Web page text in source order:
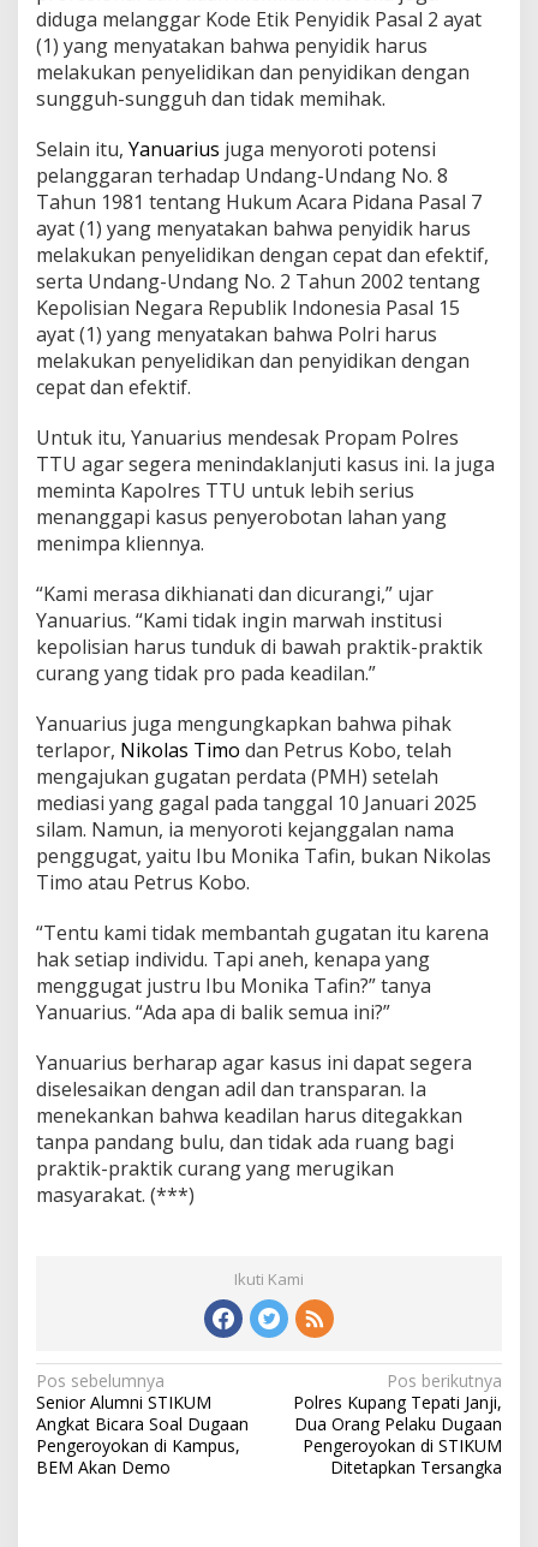
diduga melanggar Kode Etik Penyidik Pasal 2 ayat
(1) yang menyatakan bahwa penyidik harus
melakukan penyelidikan dan penyidikan dengan
sungguh-sungguh dan tidak memihak.
Selain itu, Yanuarius juga menyoroti potensi
pelanggaran terhadap Undang-Undang No. 8
Tahun 1981 tentang Hukum Acara Pidana Pasal 7
ayat (1) yang menyatakan bahwa penyidik harus
melakukan penyelidikan dengan cepat dan efektif,
serta Undang-Undang No. 2 Tahun 2002 tentang
Kepolisian Negara Republik Indonesia Pasal 15
ayat (1) yang menyatakan bahwa Polri harus
melakukan penyelidikan dan penyidikan dengan
cepat dan efektif.
Untuk itu, Yanuarius mendesak Propam Polres
TTU agar segera menindaklanjuti kasus ini. Ia juga
meminta Kapolres TTU untuk lebih serius
menanggapi kasus penyerobotan lahan yang
menimpa kliennya.
“Kami merasa dikhianati dan dicurangi,” ujar
Yanuarius. “Kami tidak ingin marwah institusi
kepolisian harus tunduk di bawah praktik-praktik
curang yang tidak pro pada keadilan.”
Yanuarius juga mengungkapkan bahwa pihak
terlapor, Nikolas Timo dan Petrus Kobo, telah
mengajukan gugatan perdata (PMH) setelah
mediasi yang gagal pada tanggal 10 Januari 2025
silam. Namun, ia menyoroti kejanggalan nama
penggugat, yaitu Ibu Monika Tafin, bukan Nikolas
Timo atau Petrus Kobo.
“Tentu kami tidak membantah gugatan itu karena
hak setiap individu. Tapi aneh, kenapa yang
menggugat justru Ibu Monika Tafin?” tanya
Yanuarius. “Ada apa di balik semua ini?”
Yanuarius berharap agar kasus ini dapat segera
diselesaikan dengan adil dan transparan. Ia
menekankan bahwa keadilan harus ditegakkan
tanpa pandang bulu, dan tidak ada ruang bagi
praktik-praktik curang yang merugikan
masyarakat. (***)
Ikuti Kami
N
a
v
i
Pos sebelumnya
Senior Alumni STIKUM
Angkat Bicara Soal Dugaan
Pengeroyokan di Kampus,
BEM Akan Demo
Pos berikutnya
Polres Kupang Tepati Janji,
Dua Orang Pelaku Dugaan
Pengeroyokan di STIKUM
Ditetapkan Tersangka